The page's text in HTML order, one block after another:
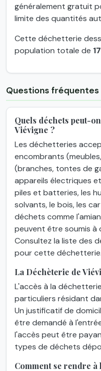
généralement gratuit
limite des quantités
Cette déchetterie
population totale de
Questions fréquentes
Quels déchets peut-
Viévigne ?
Les déchetteries
encombrants
(branches, tontes de
appareils électriques
piles et batteries, les
solvants, le bois, les
déchets comme
peuvent être soumis à
Consultez la liste des
pour cette déchetterie.
La Déchèterie de
L'accès à la
particuliers résidant
Un justificatif de
être demandé à
l'accès peut être
types de déchets
Comment se rendre